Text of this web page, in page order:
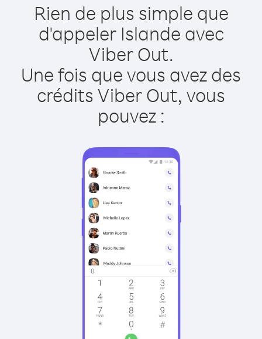
Rien de plus simple que
d'appeler Islande avec
Viber Out.
Une fois que vous avez des
crédits Viber Out, vous
pouvez :